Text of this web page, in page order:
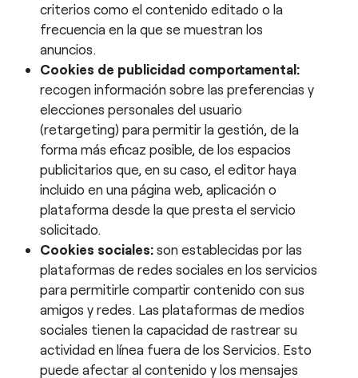
criterios como el contenido editado o la
frecuencia en la que se muestran los
anuncios.
Cookies de publicidad comportamental:
recogen información sobre las preferencias y
elecciones personales del usuario
(retargeting) para permitir la gestión, de la
forma más eficaz posible, de los espacios
publicitarios que, en su caso, el editor haya
incluido en una página web, aplicación o
plataforma desde la que presta el servicio
solicitado.
Cookies sociales: son establecidas por las
plataformas de redes sociales en los servicios
para permitirle compartir contenido con sus
amigos y redes. Las plataformas de medios
sociales tienen la capacidad de rastrear su
actividad en línea fuera de los Servicios. Esto
puede afectar al contenido y los mensajes